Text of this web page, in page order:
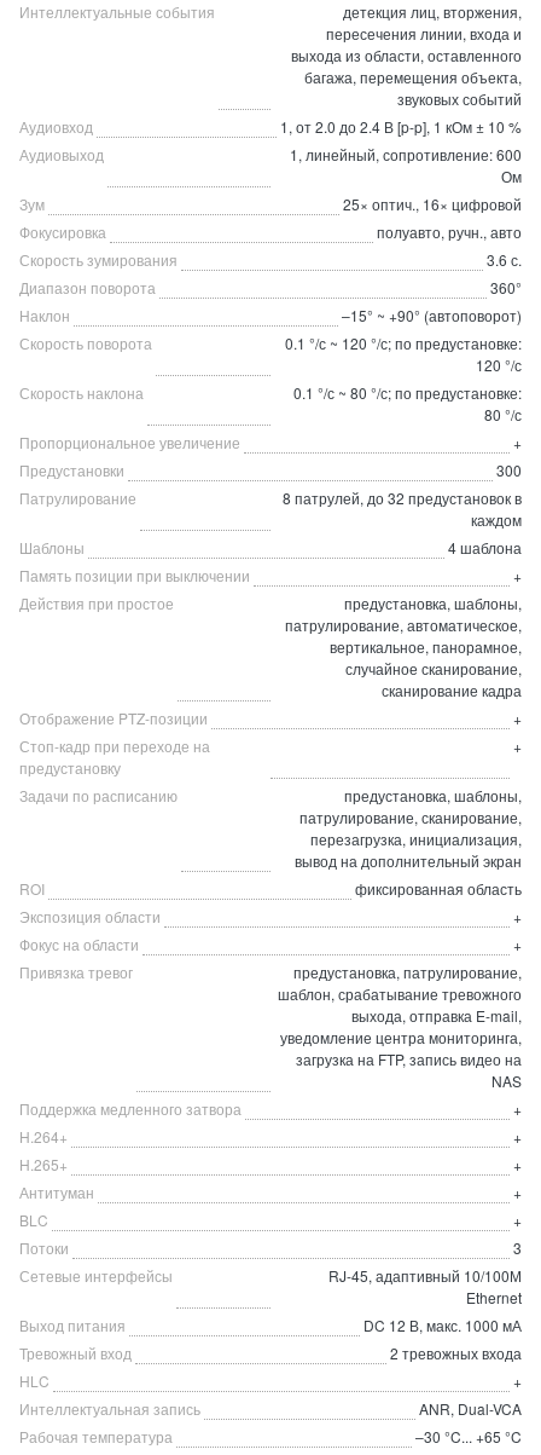
Интеллектуальные события
детекция лиц, вторжения,
пересечения линии, входа и
выхода из области, оставленного
багажа, перемещения объекта,
звуковых событий
Аудиовход
1, от 2.0 до 2.4 В [p-p], 1 кОм ± 10 %
Аудиовыход
1, линейный, сопротивление: 600
Ом
Зум
25× оптич., 16× цифровой
Фокусировка
полуавто, ручн., авто
Скорость зумирования
3.6 с.
Диапазон поворота
360°
Наклон
–15° ~ +90° (автоповорот)
Скорость поворота
0.1 °/с ~ 120 °/с; по предустановке:
120 °/с
Скорость наклона
0.1 °/с ~ 80 °/с; по предустановке:
80 °/с
Пропорциональное увеличение
+
Предустановки
300
Патрулирование
8 патрулей, до 32 предустановок в
каждом
Шаблоны
4 шаблона
Память позиции при выключении
+
Действия при простое
предустановка, шаблоны,
патрулирование, автоматическое,
вертикальное, панорамное,
случайное сканирование,
сканирование кадра
Отображение PTZ-позиции
+
Стоп-кадр при переходе на
предустановку
+
Задачи по расписанию
предустановка, шаблоны,
патрулирование, сканирование,
перезагрузка, инициализация,
вывод на дополнительный экран
ROI
фиксированная область
Экспозиция области
+
Фокус на области
+
Привязка тревог
предустановка, патрулирование,
шаблон, срабатывание тревожного
выхода, отправка E-mail,
уведомление центра мониторинга,
загрузка на FTP, запись видео на
NAS
Поддержка медленного затвора
+
H.264+
+
H.265+
+
Антитуман
+
BLC
+
Потоки
3
Сетевые интерфейсы
RJ-45, адаптивный 10/100М
Ethernet
Выход питания
DC 12 В, макс. 1000 мА
Тревожный вход
2 тревожных входа
HLC
+
Интеллектуальная запись
ANR, Dual-VCA
Рабочая температура
–30 °C... +65 °C